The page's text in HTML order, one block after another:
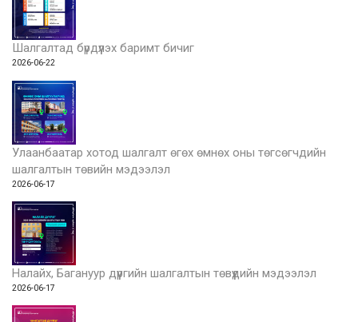
Шалгалтад бүрдүүлэх баримт бичиг
2026-06-22
Улаанбаатар хотод шалгалт өгөх өмнөх оны төгсөгчдийн
шалгалтын төвийн мэдээлэл
2026-06-17
Налайх, Багануур дүүргийн шалгалтын төвүүдийн мэдээлэл
2026-06-17